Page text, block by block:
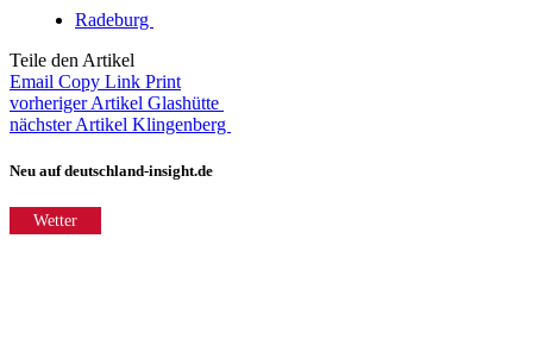
Radeburg
Teile den Artikel
Email Copy Link Print
vorheriger Artikel Glashütte
nächster Artikel Klingenberg
Neu auf deutschland-insight.de
Wetter